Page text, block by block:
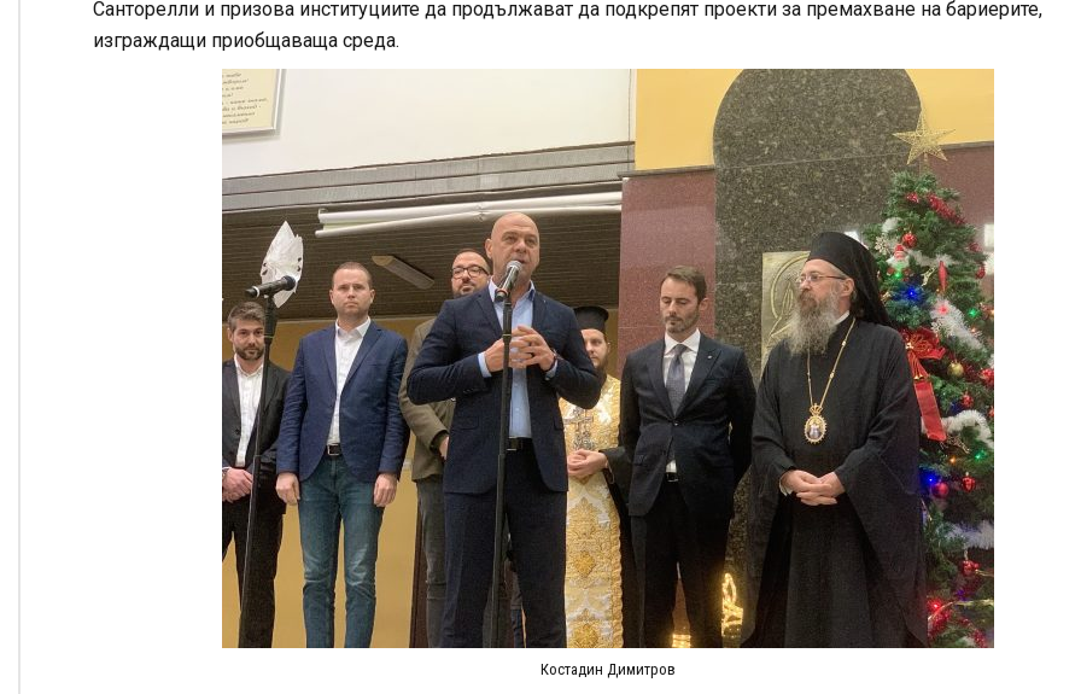
Санторелли и призова институциите да продължават да подкрепят проекти за премахване на бариерите,
изграждащи приобщаваща среда.
Костадин Димитров